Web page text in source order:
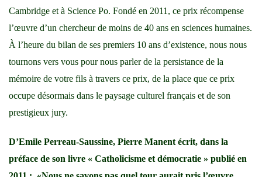
Cambridge et à Science Po. Fondé en 2011, ce prix récompense
l’œuvre d’un chercheur de moins de 40 ans en sciences humaines.
À l’heure du bilan de ses premiers 10 ans d’existence, nous nous
tournons vers vous pour nous parler de la persistance de la
mémoire de votre fils à travers ce prix, de la place que ce prix
occupe désormais dans le paysage culturel français et de son
prestigieux jury.
D’Emile Perreau-Saussine, Pierre Manent écrit, dans la
préface de son livre « Catholicisme et démocratie » publié en